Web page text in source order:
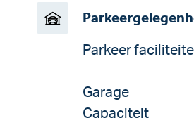
Parkeer
Garage
Capaciteit